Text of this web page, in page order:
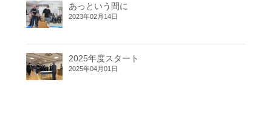
あっという間に
2023年02月14日
2025年度スタート
2025年04月01日